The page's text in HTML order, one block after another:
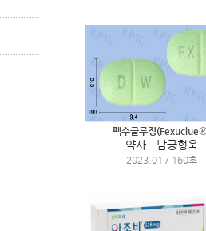
펙수클루정
약사 - 남궁형욱
2023.01 / 160호